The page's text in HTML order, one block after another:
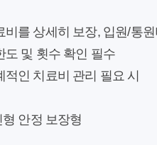
비를 상세히 보장, 입원/통
도 및 횟수 확인 필수
적인 치료비 관리 필요 시
안정 보장형